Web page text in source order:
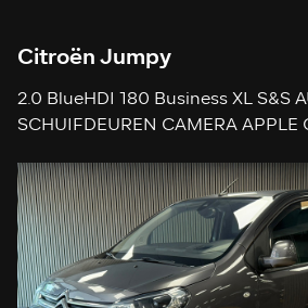
Citroën Jumpy
2.0 BlueHDI 180 Business XL S&S
SCHUIFDEUREN CAMERA APPLE